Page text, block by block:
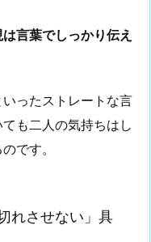
言葉でしっかり伝え
いったストレートな言
も二人の気持ちはし
です。
れさせない」具